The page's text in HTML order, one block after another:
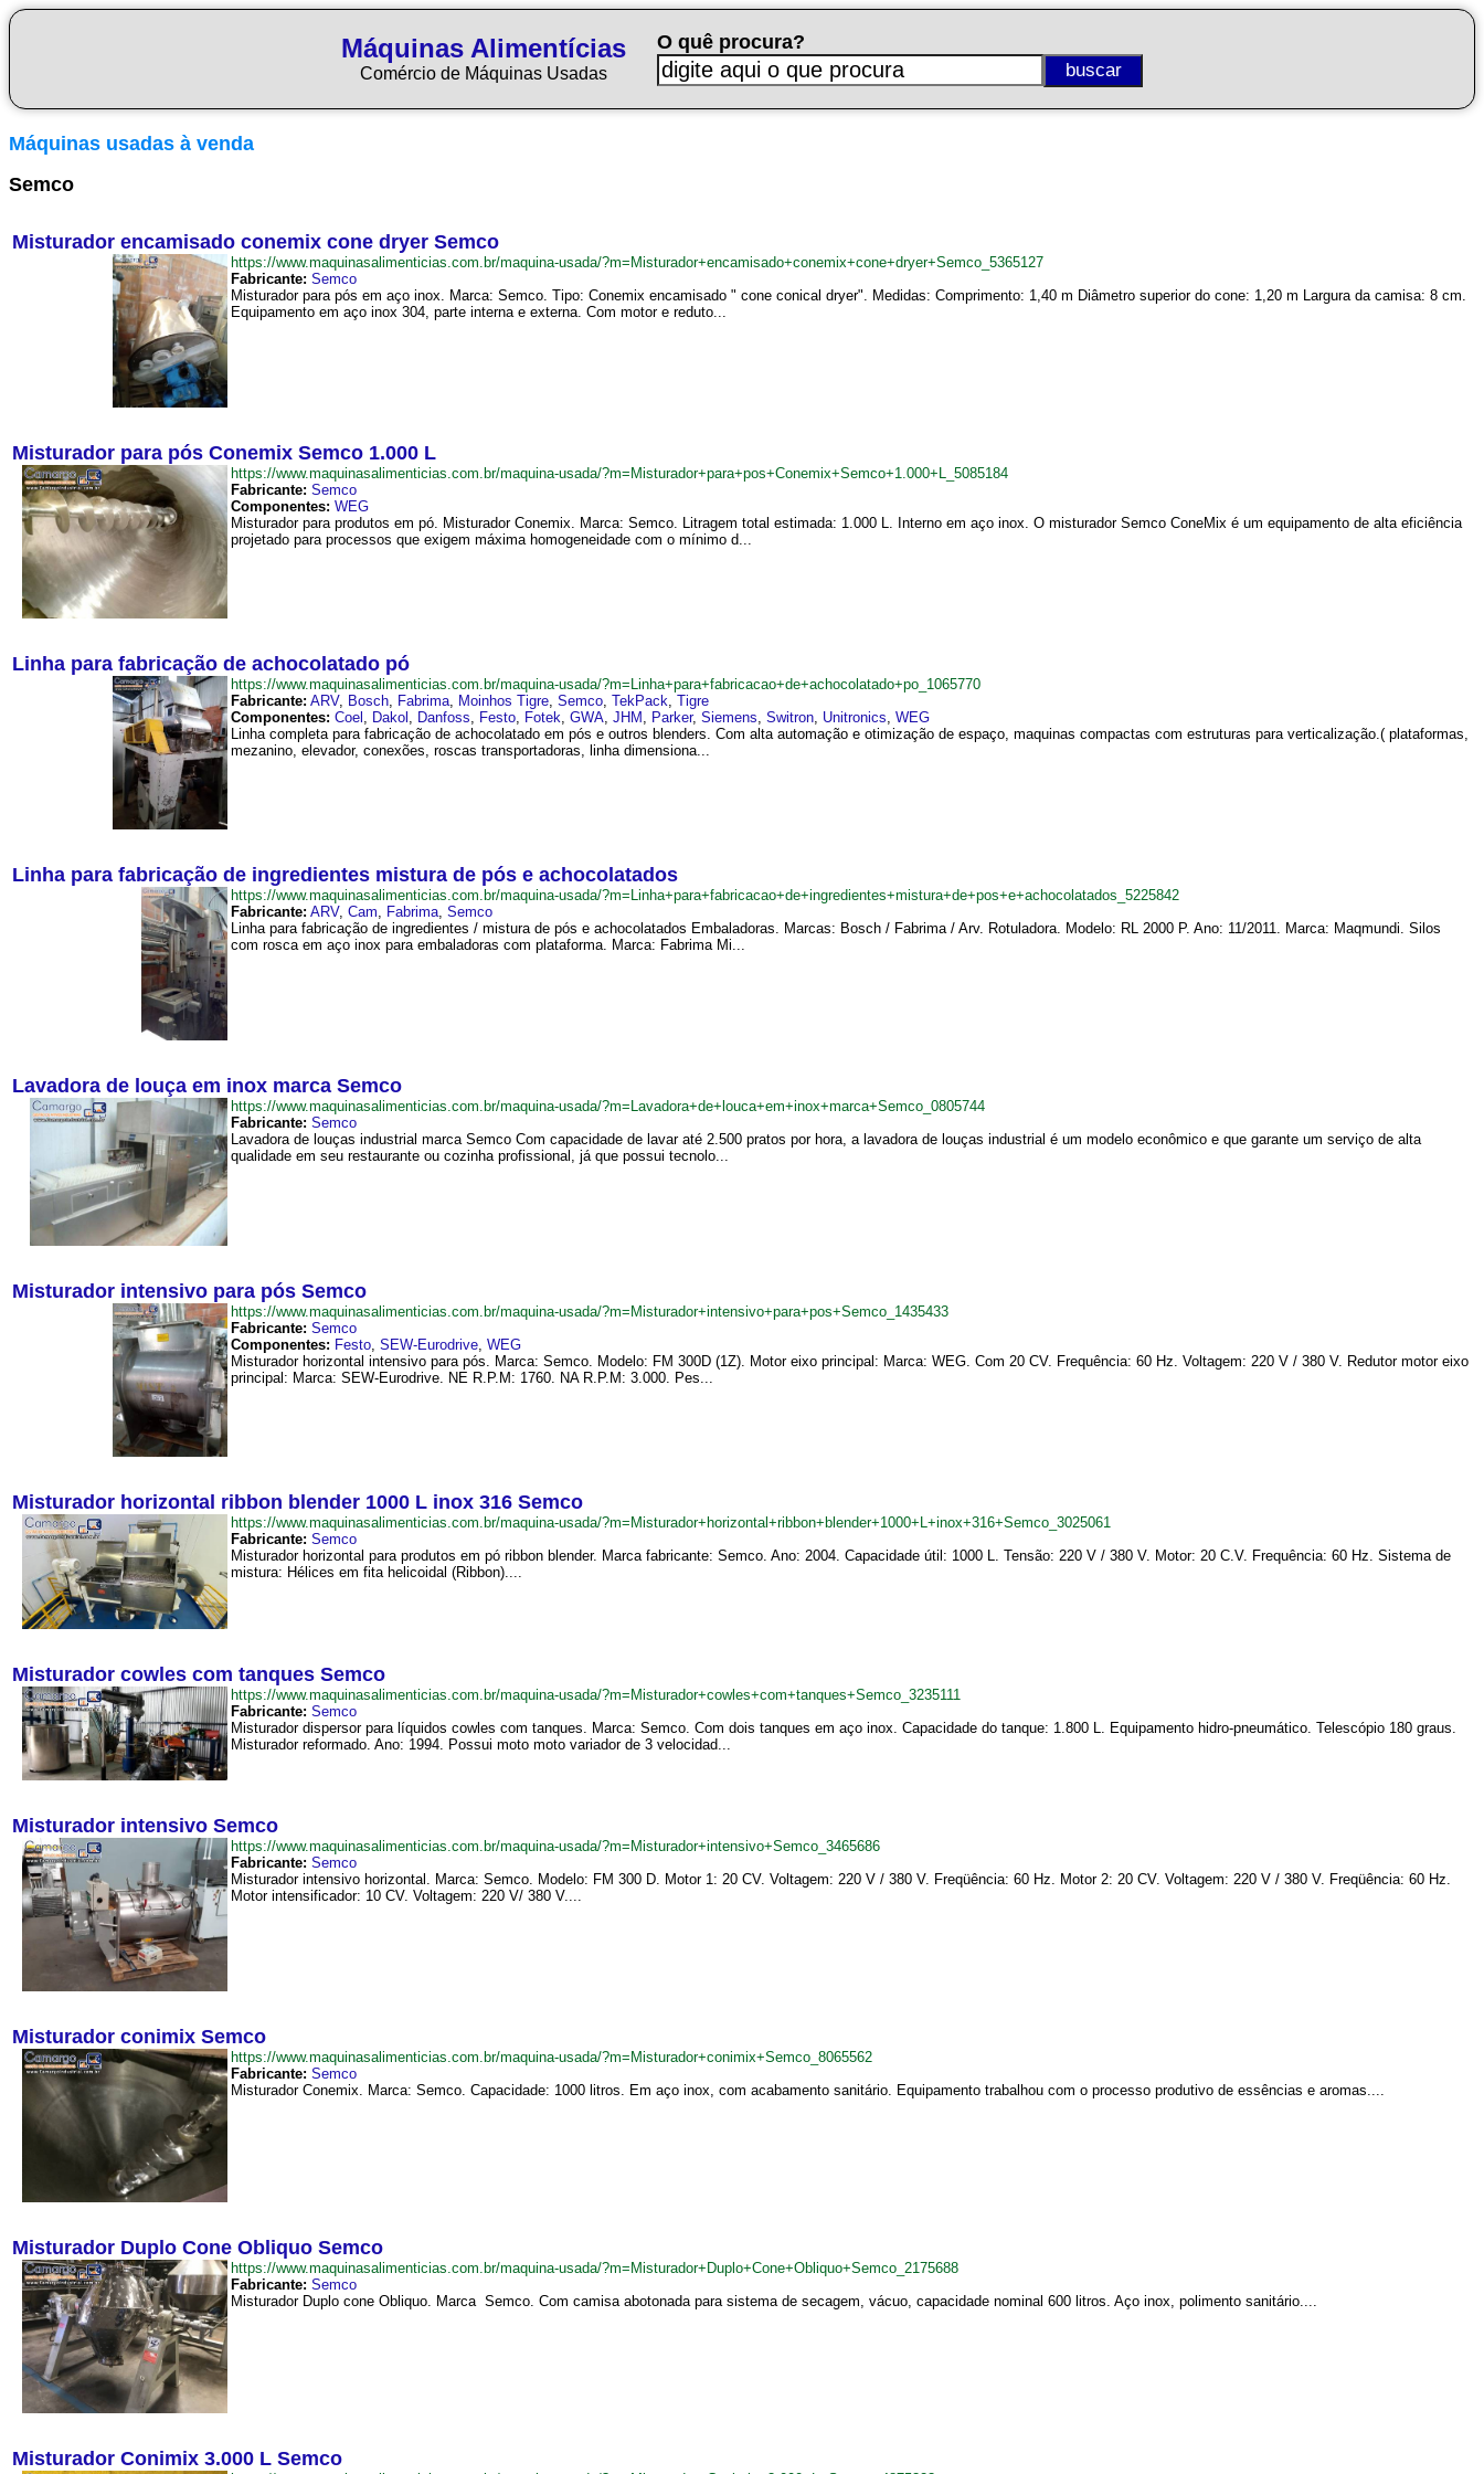
Máquinas Alimentícias
Comércio de Máquinas Usadas
O quê procura?
Máquinas usadas à venda
Semco
Misturador encamisado conemix cone dryer Semco
https://www.maquinasalimenticias.com.br/maquina-usada/?m=Misturador+encamisado+conemix+cone+dryer+Semco_5365127
Fabricante: Semco
Misturador para pós em aço inox. Marca: Semco. Tipo: Conemix encamisado " cone conical dryer". Medidas: Comprimento: 1,40 m Diâmetro superior do cone: 1,20 m Largura da camisa: 8 cm.
Equipamento em aço inox 304, parte interna e externa. Com motor e reduto...
Misturador para pós Conemix Semco 1.000 L
https://www.maquinasalimenticias.com.br/maquina-usada/?m=Misturador+para+pos+Conemix+Semco+1.000+L_5085184
Fabricante: Semco
Componentes: WEG
Misturador para produtos em pó. Misturador Conemix. Marca: Semco. Litragem total estimada: 1.000 L. Interno em aço inox. O misturador Semco ConeMix é um equipamento de alta eficiência
projetado para processos que exigem máxima homogeneidade com o mínimo d...
Linha para fabricação de achocolatado pó
https://www.maquinasalimenticias.com.br/maquina-usada/?m=Linha+para+fabricacao+de+achocolatado+po_1065770
Fabricante: ARV, Bosch, Fabrima, Moinhos Tigre, Semco, TekPack, Tigre
Componentes: Coel , Dakol , Danfoss, Festo, Fotek, GWA, JHM , Parker, Siemens, Switron, Unitronics, WEG
Linha completa para fabricação de achocolatado em pós e outros blenders. Com alta automação e otimização de espaço, maquinas compactas com estruturas para verticalização.( plataformas,
mezanino, elevador, conexões, roscas transportadoras, linha dimensiona...
Linha para fabricação de ingredientes mistura de pós e achocolatados
https://www.maquinasalimenticias.com.br/maquina-usada/?m=Linha+para+fabricacao+de+ingredientes+mistura+de+pos+e+achocolatados_5225842
Fabricante: ARV, Cam, Fabrima, Semco
Linha para fabricação de ingredientes / mistura de pós e achocolatados Embaladoras. Marcas: Bosch / Fabrima / Arv. Rotuladora. Modelo: RL 2000 P. Ano: 11/2011. Marca: Maqmundi. Silos
com rosca em aço inox para embaladoras com plataforma. Marca: Fabrima Mi...
Lavadora de louça em inox marca Semco
https://www.maquinasalimenticias.com.br/maquina-usada/?m=Lavadora+de+louca+em+inox+marca+Semco_0805744
Fabricante: Semco
Lavadora de louças industrial marca Semco Com capacidade de lavar até 2.500 pratos por hora, a lavadora de louças industrial é um modelo econômico e que garante um serviço de alta
qualidade em seu restaurante ou cozinha profissional, já que possui tecnolo...
Misturador intensivo para pós Semco
https://www.maquinasalimenticias.com.br/maquina-usada/?m=Misturador+intensivo+para+pos+Semco_1435433
Fabricante: Semco
Componentes: Festo, SEW-Eurodrive, WEG
Misturador horizontal intensivo para pós. Marca: Semco. Modelo: FM 300D (1Z). Motor eixo principal: Marca: WEG. Com 20 CV. Frequência: 60 Hz. Voltagem: 220 V / 380 V. Redutor motor eixo
principal: Marca: SEW-Eurodrive. NE R.P.M: 1760. NA R.P.M: 3.000. Pes...
Misturador horizontal ribbon blender 1000 L inox 316 Semco
https://www.maquinasalimenticias.com.br/maquina-usada/?m=Misturador+horizontal+ribbon+blender+1000+L+inox+316+Semco_3025061
Fabricante: Semco
Misturador horizontal para produtos em pó ribbon blender. Marca fabricante: Semco. Ano: 2004. Capacidade útil: 1000 L. Tensão: 220 V / 380 V. Motor: 20 C.V. Frequência: 60 Hz. Sistema de
mistura: Hélices em fita helicoidal (Ribbon)....
Misturador cowles com tanques Semco
https://www.maquinasalimenticias.com.br/maquina-usada/?m=Misturador+cowles+com+tanques+Semco_3235111
Fabricante: Semco
Misturador dispersor para líquidos cowles com tanques. Marca: Semco. Com dois tanques em aço inox. Capacidade do tanque: 1.800 L. Equipamento hidro-pneumático. Telescópio 180 graus.
Misturador reformado. Ano: 1994. Possui moto moto variador de 3 velocidad...
Misturador intensivo Semco
https://www.maquinasalimenticias.com.br/maquina-usada/?m=Misturador+intensivo+Semco_3465686
Fabricante: Semco
Misturador intensivo horizontal. Marca: Semco. Modelo: FM 300 D. Motor 1: 20 CV. Voltagem: 220 V / 380 V. Freqüência: 60 Hz. Motor 2: 20 CV. Voltagem: 220 V / 380 V. Freqüência: 60 Hz.
Motor intensificador: 10 CV. Voltagem: 220 V/ 380 V....
Misturador conimix Semco
https://www.maquinasalimenticias.com.br/maquina-usada/?m=Misturador+conimix+Semco_8065562
Fabricante: Semco
Misturador Conemix. Marca: Semco. Capacidade: 1000 litros. Em aço inox, com acabamento sanitário. Equipamento trabalhou com o processo produtivo de essências e aromas....
Misturador Duplo Cone Obliquo Semco
https://www.maquinasalimenticias.com.br/maquina-usada/?m=Misturador+Duplo+Cone+Obliquo+Semco_2175688
Fabricante: Semco
Misturador Duplo cone Obliquo. Marca Semco. Com camisa abotonada para sistema de secagem, vácuo, capacidade nominal 600 litros. Aço inox, polimento sanitário....
Misturador Conimix 3.000 L Semco